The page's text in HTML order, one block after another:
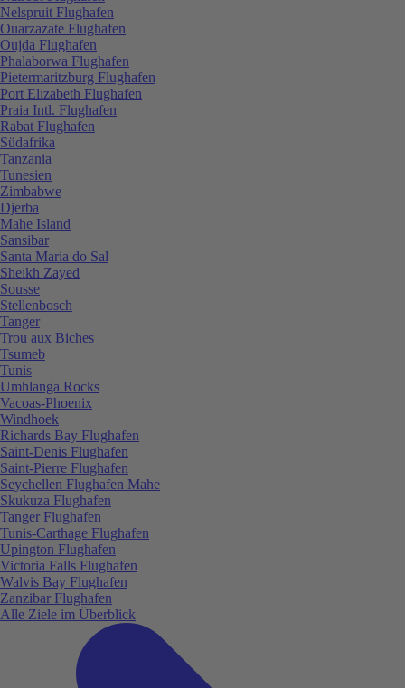
Nelspruit Flughafen
Ouarzazate Flughafen
Oujda Flughafen
Phalaborwa Flughafen
Pietermaritzburg Flughafen
Port Elizabeth Flughafen
Praia Intl. Flughafen
Rabat Flughafen
Südafrika
Tanzania
Tunesien
Zimbabwe
Djerba
Mahe Island
Sansibar
Santa Maria do Sal
Sheikh Zayed
Sousse
Stellenbosch
Tanger
Trou aux Biches
Tsumeb
Tunis
Umhlanga Rocks
Vacoas-Phoenix
Windhoek
Richards Bay Flughafen
Saint-Denis Flughafen
Saint-Pierre Flughafen
Seychellen Flughafen Mahe
Skukuza Flughafen
Tanger Flughafen
Tunis-Carthage Flughafen
Upington Flughafen
Victoria Falls Flughafen
Walvis Bay Flughafen
Zanzibar Flughafen
Alle Ziele im Überblick